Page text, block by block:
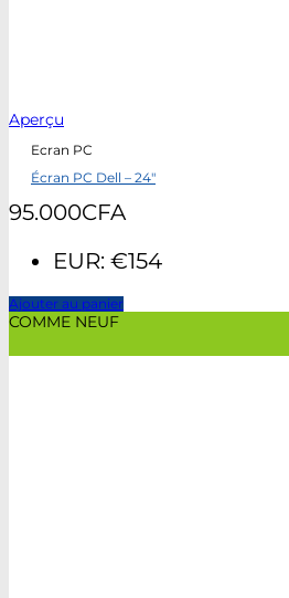
Aperçu
Ecran PC
Écran PC Dell – 24″
95.000CFA
EUR: €154
Ajouter au panier
COMME NEUF